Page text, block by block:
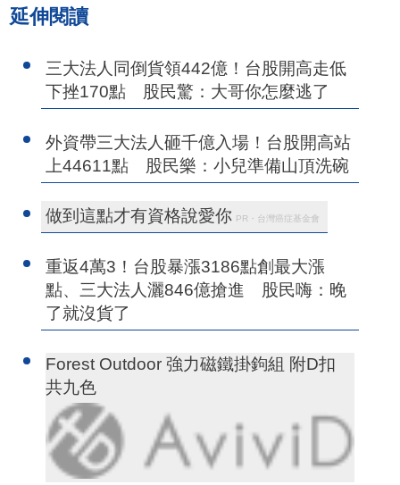
延伸閱讀
三大法人同倒貨領442億！台股開高走低
下挫170點 股民驚：大哥你怎麼逃了
外資帶三大法人砸千億入場！台股開高站
上44611點 股民樂：小兒準備山頂洗碗
做到這點才有資格說愛你 PR・台灣癌症基金會
重返4萬3！台股暴漲3186點創最大漲
點、三大法人灑846億搶進 股民嗨：晚
了就沒貨了
Forest Outdoor 強力磁鐵掛鉤組 附D扣
共九色